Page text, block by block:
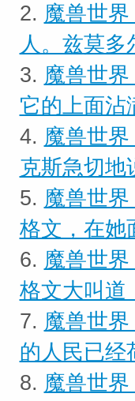
2. 魔兽世
人。兹莫多
3. 魔兽世
它的上面沾
4. 魔兽世
克斯急切地
5. 魔兽世
格文，在她
6. 魔兽世
格文大叫道
7. 魔兽世
的人民已经
8. 魔兽世